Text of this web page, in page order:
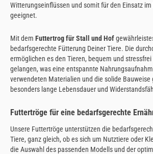
Witterungseinflüssen und somit für den Einsatz
geeignet.
Mit dem Futtertrog für Stall und Hof
bedarfsgerechte Fütterung Deiner Tiere. Die
ermöglichen es den Tieren, bequem und stressfrei
gelangen, was eine entspannte
verwendeten Materialien und die solide Bauweise
besonders lange Lebensdauer und
Futtertröge für eine bedarfsgerechte
Unsere Futtertröge unterstützen die
Tiere, ganz gleich, ob es sich um Nutztiere oder
die Auswahl des passenden Modells und der